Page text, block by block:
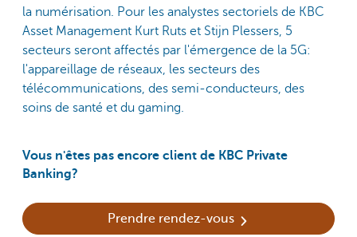
la numérisation. Pour les analystes sectoriels de KBC
Asset Management Kurt Ruts et Stijn Plessers, 5
secteurs seront affectés par l'émergence de la 5G:
l'appareillage de réseaux, les secteurs des
télécommunications, des semi-conducteurs, des
soins de santé et du gaming.
Vous n'êtes pas encore client de KBC Private
Banking?
Prendre rendez-vous